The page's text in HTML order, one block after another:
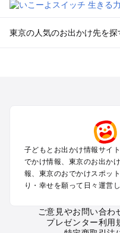
東京の人気のお出かけ先を探
町田・相模原・愛川・上野
渋谷・原宿・恵比寿・中目
池袋・赤羽・王子・巣鴨・
新宿・高田馬場・代々木・
銀座・丸の内・日本橋・有
小金井・小平・西東京・東
府中・調布・狛江のプール
子どもとお出かけ情報サイ
でかけ情報、東京のお出か
報、東京のおでかけスポッ
り・幸せを願って日々運営
ご意見やお問い合わ
プレゼンター利用